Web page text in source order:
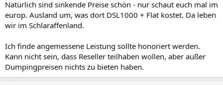
Natürlich sind sinkende Preise schön - nur schaut euch mal im
europ. Ausland um, was dort DSL1000 + Flat kostet. Da leben
wir im Schlaraffenland.
Ich finde angemessene Leistung sollte honoriert werden.
Kann nicht sein, dass Reseller teilhaben wollen, aber außer
Dumpingpreisen nichts zu bieten haben.